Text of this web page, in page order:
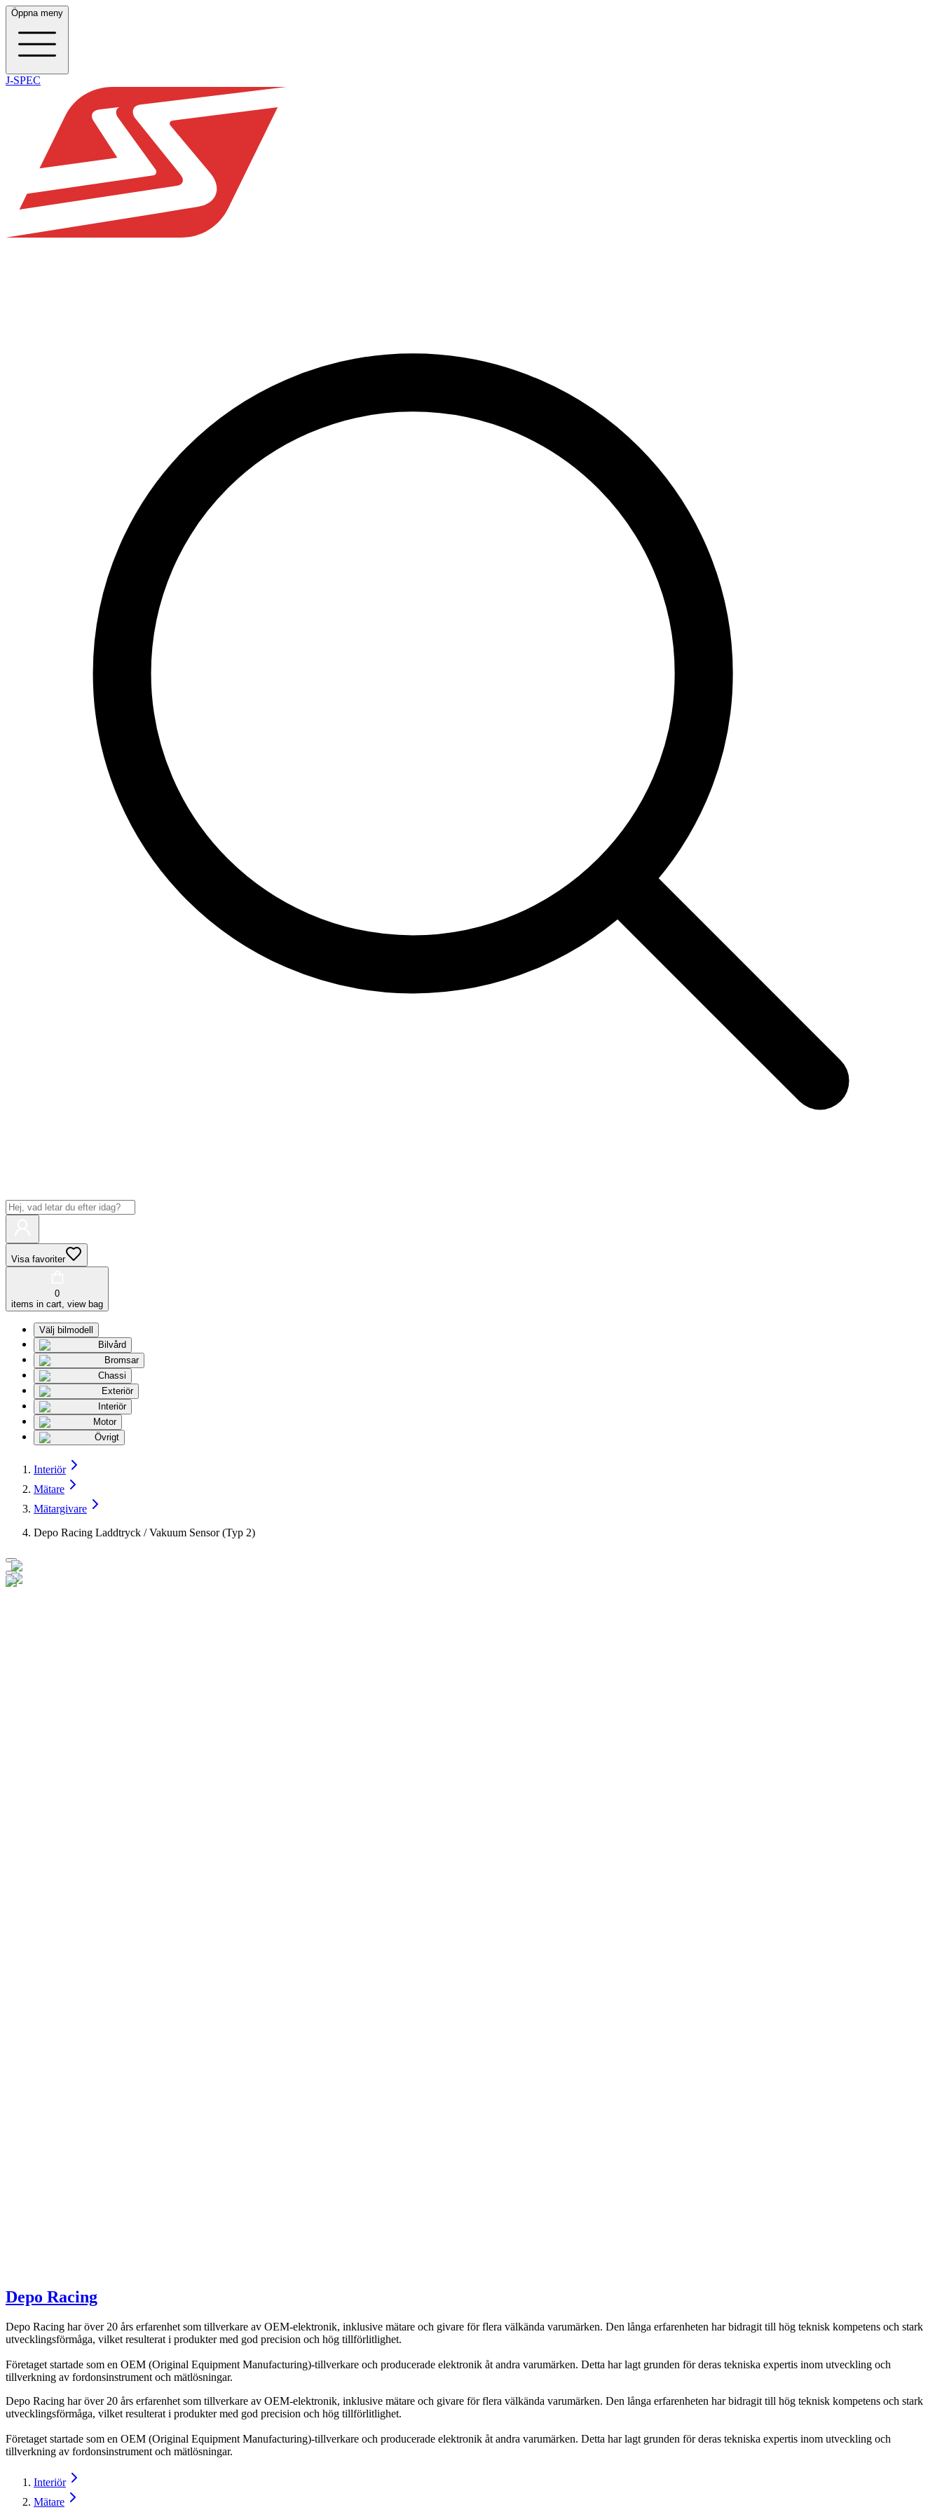
Öppna meny
J-SPEC
Visa favoriter
0
items in cart, view bag
Välj bilmodell
Bilvård
Bromsar
Chassi
Exteriör
Interiör
Motor
Övrigt
Interiör
Mätare
Mätargivare
Depo Racing Laddtryck / Vakuum Sensor (Typ 2)
Depo Racing
Depo Racing har över 20 års erfarenhet som tillverkare av OEM-elektronik, inklusive mätare och givare för flera välkända varumärken. Den långa erfarenheten har bidragit till hög teknisk kompetens och stark
utvecklingsförmåga, vilket resulterat i produkter med god precision och hög tillförlitlighet.
Företaget startade som en OEM (Original Equipment Manufacturing)-tillverkare och producerade elektronik åt andra varumärken. Detta har lagt grunden för deras tekniska expertis inom utveckling och
tillverkning av fordonsinstrument och mätlösningar.
Depo Racing har över 20 års erfarenhet som tillverkare av OEM-elektronik, inklusive mätare och givare för flera välkända varumärken. Den långa erfarenheten har bidragit till hög teknisk kompetens och stark
utvecklingsförmåga, vilket resulterat i produkter med god precision och hög tillförlitlighet.
Företaget startade som en OEM (Original Equipment Manufacturing)-tillverkare och producerade elektronik åt andra varumärken. Detta har lagt grunden för deras tekniska expertis inom utveckling och
tillverkning av fordonsinstrument och mätlösningar.
Interiör
Mätare